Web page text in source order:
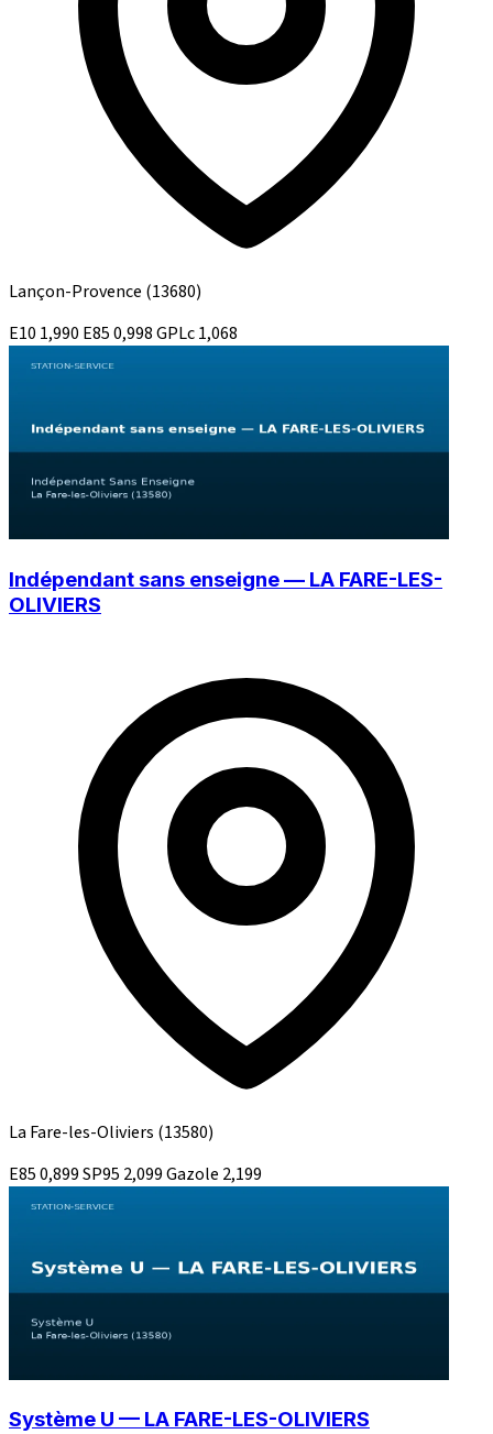
Lançon-Provence (13680)
E10 1,990 E850,998GPLc1,068
Indépendant sans enseigne — LA FARE-LES-
OLIVIERS
La Fare-les-Oliviers (13580)
E850,899SP95 2,099Gazole 2,199
Système U — LA FARE-LES-OLIVIERS